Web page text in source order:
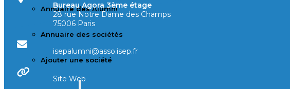
Annuaire des Alumni
Annuaire des sociétés
Ajouter une société
Bureau Agora 3ème étage
28 rue Notre Dame des Champs
75006 Paris
isepalumni@asso.isep.fr
Site Web